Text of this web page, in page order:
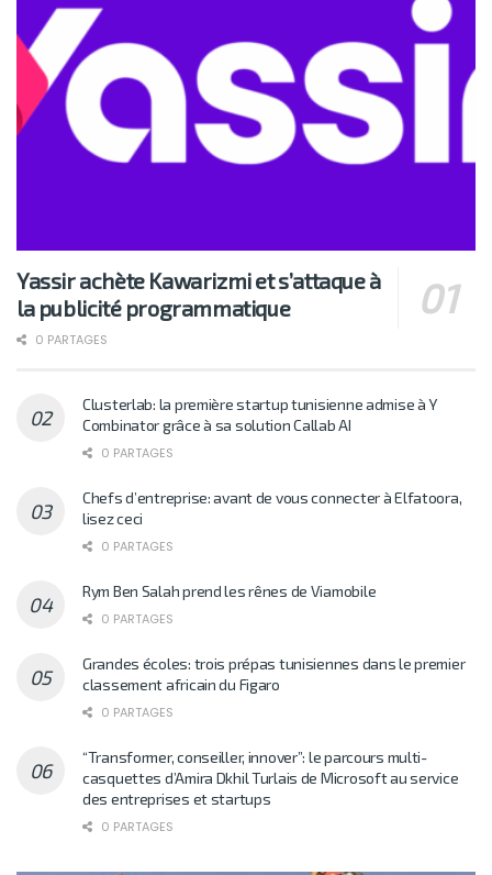
Yassir achète Kawarizmi et s’attaque à
la publicité programmatique
0 PARTAGES
Clusterlab: la première startup tunisienne admise à Y
Combinator grâce à sa solution Callab AI
0 PARTAGES
Chefs d’entreprise: avant de vous connecter à Elfatoora,
lisez ceci
0 PARTAGES
Rym Ben Salah prend les rênes de Viamobile
0 PARTAGES
Grandes écoles: trois prépas tunisiennes dans le premier
classement africain du Figaro
0 PARTAGES
“Transformer, conseiller, innover”: le parcours multi-
casquettes d’Amira Dkhil Turlais de Microsoft au service
des entreprises et startups
0 PARTAGES